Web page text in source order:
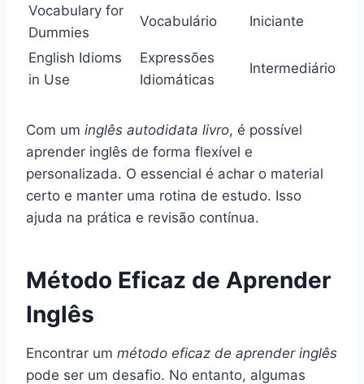
Vocabulary for
Dummies
Vocabulário Iniciante
English Idioms
in Use
Expressões
Idiomáticas
Intermediário
Com um inglês autodidata livro, é possível
aprender inglês de forma flexível e
personalizada. O essencial é achar o material
certo e manter uma rotina de estudo. Isso
ajuda na prática e revisão contínua.
Método Eficaz de Aprender
Inglês
Encontrar um método eficaz de aprender inglês
pode ser um desafio. No entanto, algumas